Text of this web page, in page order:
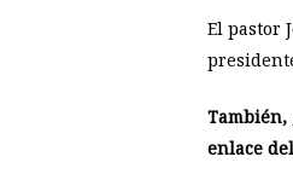
El pastor
También,
enlace